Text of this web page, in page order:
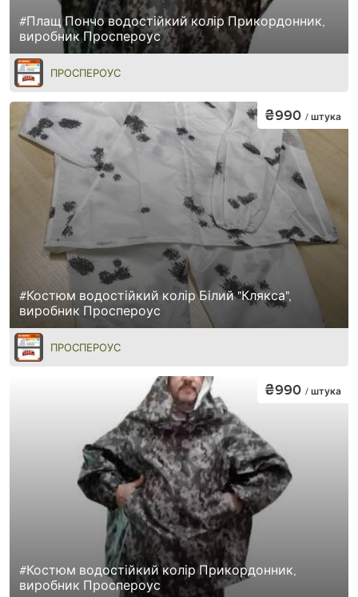
#Плащ Пончо водостійкий колір Прикордонник,
виробник Проспероус
ПРОСПЕРОУС
#Костюм водостійкий колір Білий "Клякса",
виробник Проспероус
₴990 / штука
ПРОСПЕРОУС
#Костюм водостійкий колір Прикордонник,
виробник Проспероус
₴990 / штука